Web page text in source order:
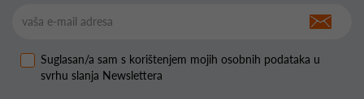
Suglasan/a sam s korištenjem mojih osobnih podataka u
svrhu slanja Newslettera